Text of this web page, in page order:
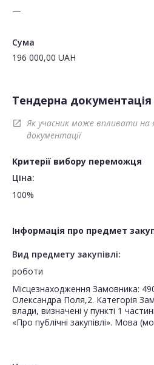
—
Сума
196 000,00 UAH
Тендерна документація
open_in_new
Як учасник може впливати на
документації
Критерії вибору переможця
Ціна:
100%
Інформація про предмет
Вид предмету закупівлі:
роботи
Місцезнаходження Замовника:
Олександра Поля,2. Категорія
влади, визначені у пункті 1
«Про публічні закупівлі». Мова